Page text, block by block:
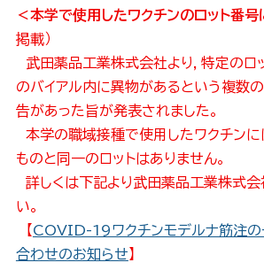
＜本学で使用したワクチンのロット番
掲載）
武田薬品工業株式会社より，特定のロ
のバイアル内に異物があるという複数
告があった旨が発表されました。
本学の職域接種で使用したワクチンに
ものと同一のロットはありません。
詳しくは下記より武田薬品工業株式
い。
【COVID-19ワクチンモデルナ筋注の
合わせのお知らせ】